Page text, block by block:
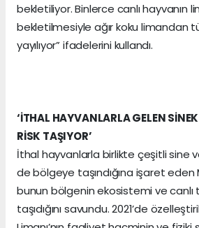
bekletiliyor. Binlerce canlı hayvanın
bekletilmesiyle ağır koku limandan
yayılıyor” ifadelerini kullandı.
‘İTHAL HAYVANLARLA GELEN
RİSK TAŞIYOR’
İthal hayvanlarla birlikte çeşitli sine
de bölgeye taşındığına işaret eden
bunun bölgenin ekosistemi ve canlı
taşıdığını savundu. 2021’de